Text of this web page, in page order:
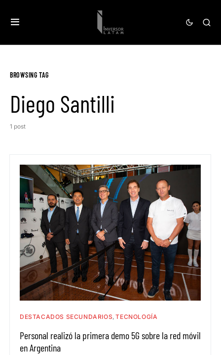
BROWSING TAG
Diego Santilli
1 post
DESTACADOS SECUNDARIOS TECNOLOGÍA
Personal realizó la primera demo 5G sobre la red móvil
en Argentina